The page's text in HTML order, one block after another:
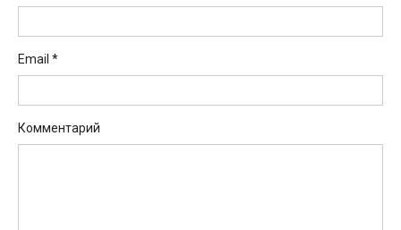
Email *
Комментарий